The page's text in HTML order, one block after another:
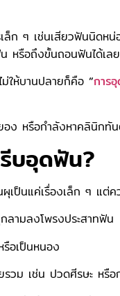
ล็ก ๆ เช่นเสียวฟันนิดห
หรือถึงขั้นถอนฟันได้เล
ให้บานปลายก็คือ “การ
อง หรือกำลังหาคลินิกทั
บอุดฟัน?
ผุเป็นแค่เรื่องเล็ก ๆ แต่
ลามลงโพรงประสาทฟัน
รือเป็นหนอง
วม เช่น ปวดศีรษะ หรือ